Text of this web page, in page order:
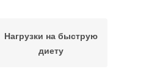
Нагрузки на быструю
диету